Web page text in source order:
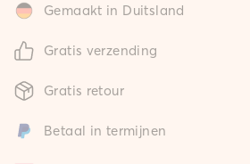
Gemaakt in Duitsland
Gratis verzending
Gratis retour
Betaal in termijnen